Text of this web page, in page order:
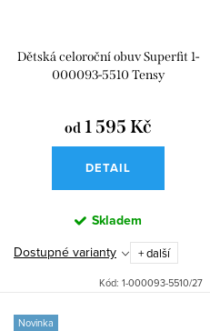
Dětská celoroční obuv Superfit 1-
000093-5510 Tensy
od 1 595 Kč
DETAIL
Skladem
Dostupné varianty
+ další
Kód: 1-000093-5510/27
Novinka